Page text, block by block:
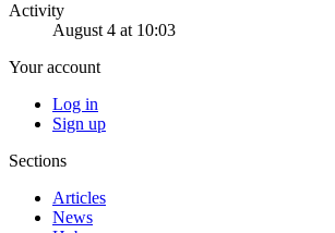
Activity
August 4 at 10:03
Your account
Log in
Sign up
Sections
Articles
News